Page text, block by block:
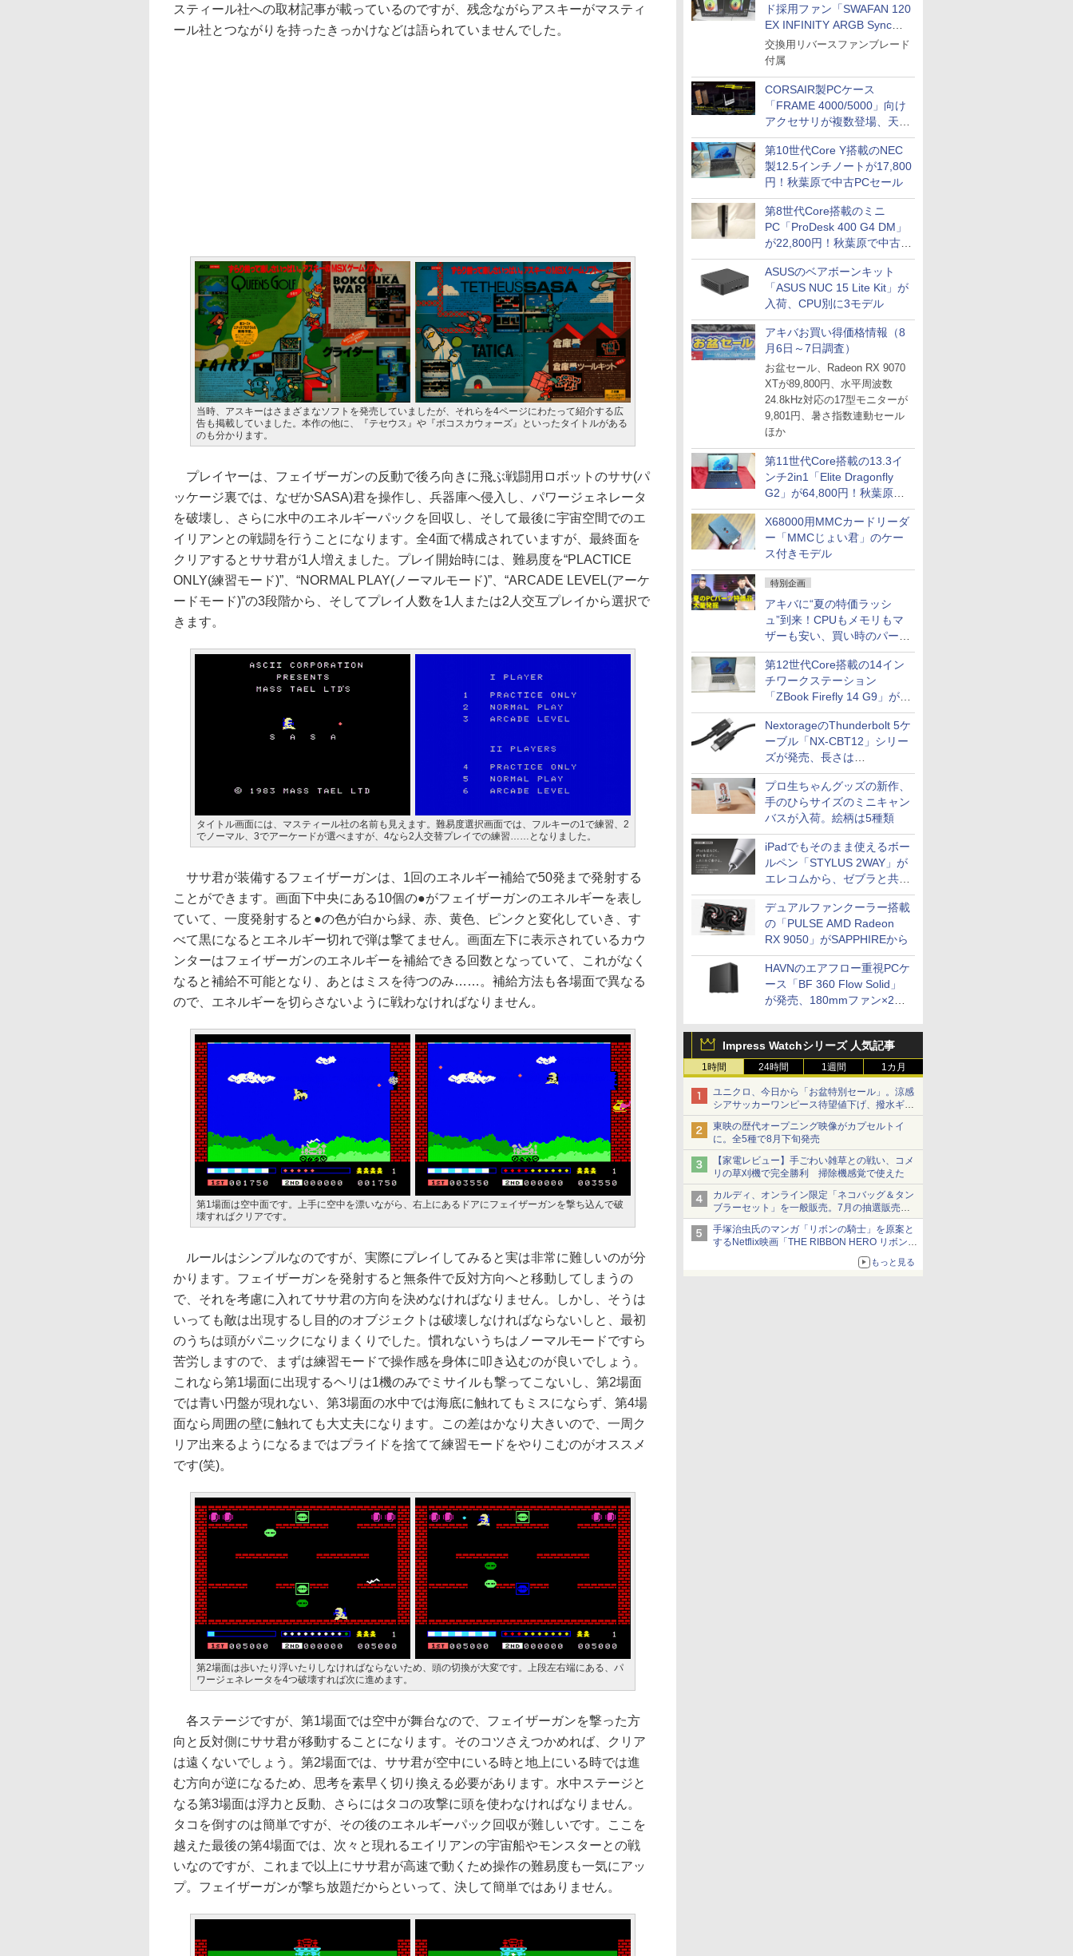
ド採用ファン「SWAFAN 120
EX INFINITY ARGB Sync」
に単品パッケージ
交換用リバースファンブレード
付属
CORSAIR製PCケース
「FRAME 4000/5000」向け
アクセサリが複数登場、天然
木製パネルや背面コネクタ対
応トレイなど
第10世代Core Y搭載のNEC
製12.5インチノートが17,800
円！秋葉原で中古PCセール
第8世代Core搭載のミニ
PC「ProDesk 400 G4 DM」
が22,800円！秋葉原で中古
PCセール
ASUSのベアボーンキット
「ASUS NUC 15 Lite Kit」が
入荷、CPU別に3モデル
アキバお買い得価格情報（8
月6日～7日調査）
お盆セール、Radeon RX 9070
XTが89,800円、水平周波数
24.8kHz対応の17型モニターが
9,801円、暑さ指数連動セール
ほか
第11世代Core搭載の13.3イ
ンチ2in1「Elite Dragonfly
G2」が64,800円！秋葉原で
中古PCセール
X68000用MMCカードリーダ
ー「MMCじょい君」のケー
ス付きモデル
特別企画
アキバに“夏の特価ラッシ
ュ”到来！CPUもメモリもマ
ザーも安い、買い時のパーツ
は？【8月7日(金)22時配信】
第12世代Core搭載の14イン
チワークステーション
「ZBook Firefly 14 G9」が
79,800円！秋葉原で中古PC
セール
NextorageのThunderbolt 5ケ
ーブル「NX-CBT12」シリー
ズが発売、長さは
30cm/50cm/1mの3種類
プロ生ちゃんグッズの新作、
手のひらサイズのミニキャン
バスが入荷。絵柄は5種類
iPadでもそのまま使えるボー
ルペン「STYLUS 2WAY」が
エレコムから、ゼブラと共同
開発
デュアルファンクーラー搭載
の「PULSE AMD Radeon
RX 9050」がSAPPHIREから
HAVNのエアフロー重視PCケ
ース「BF 360 Flow Solid」
が発売、180mmファン×2搭
Impress Watchシリーズ 人気記事
1時間 24時間 1週間 1カ月
ユニクロ、今日から「お盆特別セール」。涼感
シアサッカーワンピース待望値下げ、撥水ギア
ショーツは1990円に
東映の歴代オープニング映像がカプセルトイ
に。全5種で8月下旬発売
【家電レビュー】手ごわい雑草との戦い、コメ
リの草刈機で完全勝利 掃除機感覚で使えた
カルディ、オンライン限定「ネコバッグ＆タン
ブラーセット」を一般販売。7月の抽選販売の
当選無効分
手塚治虫氏のマンガ「リボンの騎士」を原案と
するNetflix映画「THE RIBBON HERO リボンヒ
もっと見る
スティール社への取材記事が載っているのですが、残念ながらアスキーがマスティ
ール社とつながりを持ったきっかけなどは語られていませんでした。
当時、アスキーはさまざまなソフトを発売していましたが、それらを4ページにわたって紹介する広
告も掲載していました。本作の他に、『テセウス』や『ボコスカウォーズ』といったタイトルがある
のも分かります。
プレイヤーは、フェイザーガンの反動で後ろ向きに飛ぶ戦闘用ロボットのササ(パ
ッケージ裏では、なぜかSASA)君を操作し、兵器庫へ侵入し、パワージェネレータ
を破壊し、さらに水中のエネルギーパックを回収し、そして最後に宇宙空間でのエ
イリアンとの戦闘を行うことになります。全4面で構成されていますが、最終面を
クリアするとササ君が1人増えました。プレイ開始時には、難易度を“PLACTICE
ONLY(練習モード)”、“NORMAL PLAY(ノーマルモード)”、“ARCADE LEVEL(アーケ
ードモード)”の3段階から、そしてプレイ人数を1人または2人交互プレイから選択で
きます。
タイトル画面には、マスティール社の名前も見えます。難易度選択画面では、フルキーの1で練習、2
でノーマル、3でアーケードが選べますが、4なら2人交替プレイでの練習……となりました。
ササ君が装備するフェイザーガンは、1回のエネルギー補給で50発まで発射する
ことができます。画面下中央にある10個の●がフェイザーガンのエネルギーを表し
ていて、一度発射すると●の色が白から緑、赤、黄色、ピンクと変化していき、す
べて黒になるとエネルギー切れで弾は撃てません。画面左下に表示されているカウ
ンターはフェイザーガンのエネルギーを補給できる回数となっていて、これがなく
なると補給不可能となり、あとはミスを待つのみ……。補給方法も各場面で異なる
ので、エネルギーを切らさないように戦わなければなりません。
第1場面は空中面です。上手に空中を漂いながら、右上にあるドアにフェイザーガンを撃ち込んで破
壊すればクリアです。
ルールはシンプルなのですが、実際にプレイしてみると実は非常に難しいのが分
かります。フェイザーガンを発射すると無条件で反対方向へと移動してしまうの
で、それを考慮に入れてササ君の方向を決めなければなりません。しかし、そうは
いっても敵は出現するし目的のオブジェクトは破壊しなければならないしと、最初
のうちは頭がパニックになりまくりでした。慣れないうちはノーマルモードですら
苦労しますので、まずは練習モードで操作感を身体に叩き込むのが良いでしょう。
これなら第1場面に出現するヘリは1機のみでミサイルも撃ってこないし、第2場面
では青い円盤が現れない、第3場面の水中では海底に触れてもミスにならず、第4場
面なら周囲の壁に触れても大丈夫になります。この差はかなり大きいので、一周ク
リア出来るようになるまではプライドを捨てて練習モードをやりこむのがオススメ
です(笑)。
第2場面は歩いたり浮いたりしなければならないため、頭の切換が大変です。上段左右端にある、パ
ワージェネレータを4つ破壊すれば次に進めます。
各ステージですが、第1場面では空中が舞台なので、フェイザーガンを撃った方
向と反対側にササ君が移動することになります。そのコツさえつかめれば、クリア
は遠くないでしょう。第2場面では、ササ君が空中にいる時と地上にいる時では進
む方向が逆になるため、思考を素早く切り換える必要があります。水中ステージと
なる第3場面は浮力と反動、さらにはタコの攻撃に頭を使わなければなりません。
タコを倒すのは簡単ですが、その後のエネルギーパック回収が難しいです。ここを
越えた最後の第4場面では、次々と現れるエイリアンの宇宙船やモンスターとの戦
いなのですが、これまで以上にササ君が高速で動くため操作の難易度も一気にアッ
プ。フェイザーガンが撃ち放題だからといって、決して簡単ではありません。